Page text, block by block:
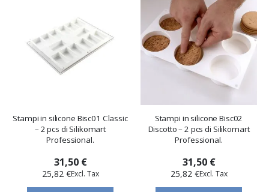
Stampi in silicone Bisc01 Classic
– 2 pcs di Silikomart
Professional.
31,50 €
25,82 €
Stampi in silicone Bisc02
Discotto – 2 pcs di Silikomart
Professional.
31,50 €
25,82 €